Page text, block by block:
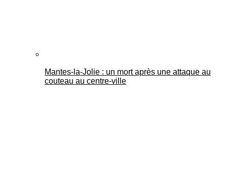
Mantes-la-Jolie : un mort après une attaque au
couteau au centre-ville